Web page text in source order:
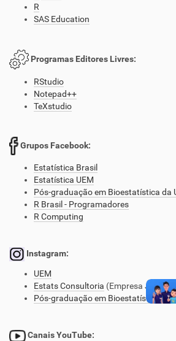
R
SAS Education
Programas Editores Livres:
RStudio
Notepad++
TeXstudio
Grupos Facebook:
Estatística Brasil
Estatística UEM
Pós-graduação em Bioestatística da
R Brasil - Programadores
R Computing
Instagram:
UEM
Estats Consultoria (Empresa Jr do
Pós-graduação em Bioestatística da
Canais YouTube: